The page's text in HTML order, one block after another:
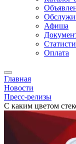
Афиша
Оплата
Главная
Новости
Пресс-релизы
С каким цветом